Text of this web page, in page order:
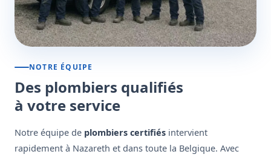
NOTRE ÉQUIPE
Des plombiers qualifiés
à votre service
Notre équipe de plombiers certifiés intervient
rapidement à Nazareth et dans toute la Belgique. Avec